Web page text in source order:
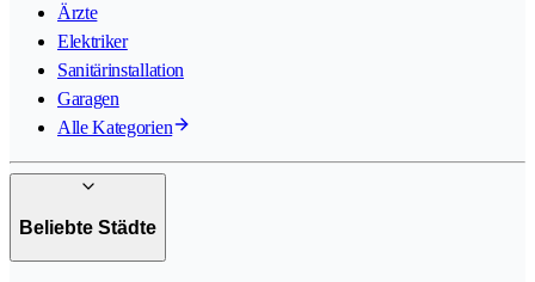
Ärzte
Elektriker
Sanitärinstallation
Garagen
Alle Kategorien
Beliebte Städte